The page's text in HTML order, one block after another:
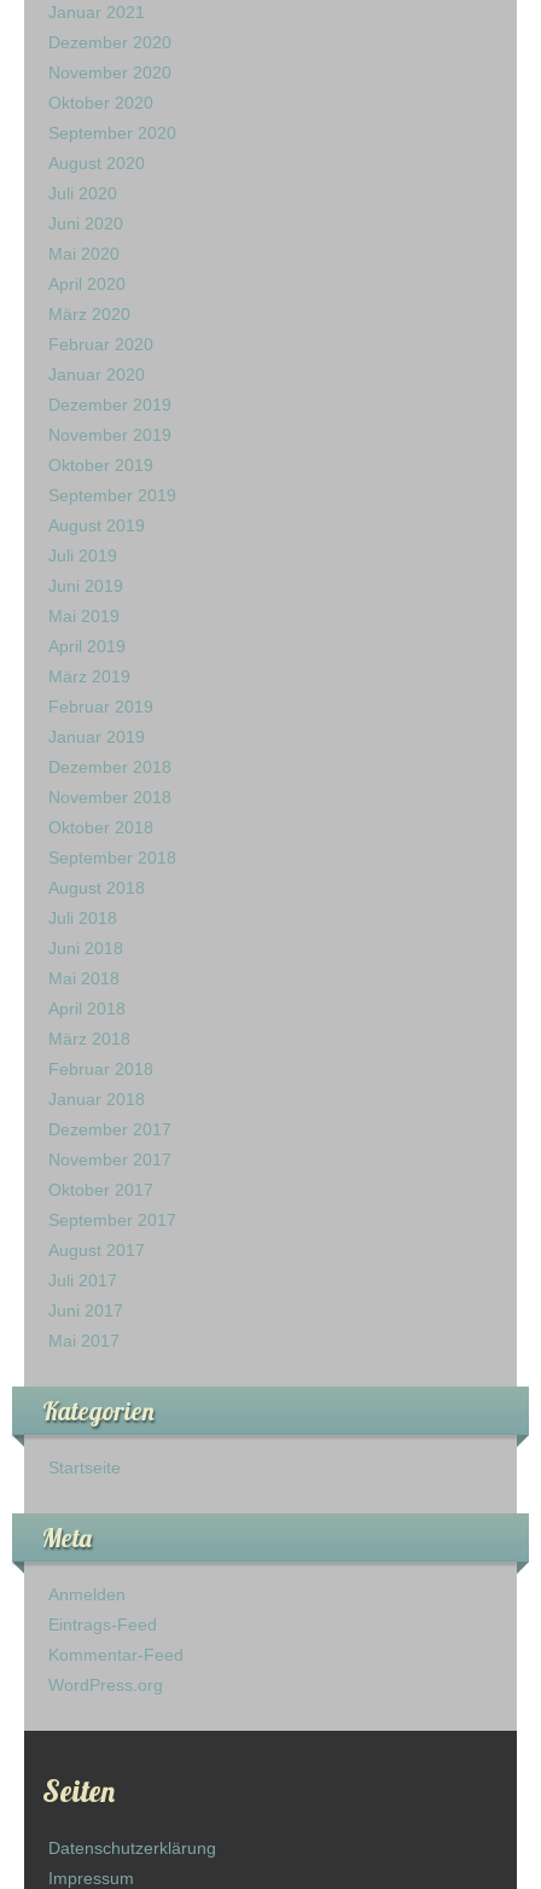
Januar 2021
Dezember 2020
November 2020
Oktober 2020
September 2020
August 2020
Juli 2020
Juni 2020
Mai 2020
April 2020
März 2020
Februar 2020
Januar 2020
Dezember 2019
November 2019
Oktober 2019
September 2019
August 2019
Juli 2019
Juni 2019
Mai 2019
April 2019
März 2019
Februar 2019
Januar 2019
Dezember 2018
November 2018
Oktober 2018
September 2018
August 2018
Juli 2018
Juni 2018
Mai 2018
April 2018
März 2018
Februar 2018
Januar 2018
Dezember 2017
November 2017
Oktober 2017
September 2017
August 2017
Juli 2017
Juni 2017
Mai 2017
Kategorien
Startseite
Meta
Anmelden
Eintrags-Feed
Kommentar-Feed
WordPress.org
Seiten
Datenschutzerklärung
Impressum